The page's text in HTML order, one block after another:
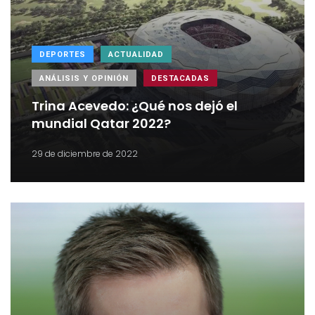
DEPORTES ACTUALIDAD
ANÁLISIS Y OPINIÓN DESTACADAS
Trina Acevedo: ¿Qué nos dejó el
mundial Qatar 2022?
29 de diciembre de 2022